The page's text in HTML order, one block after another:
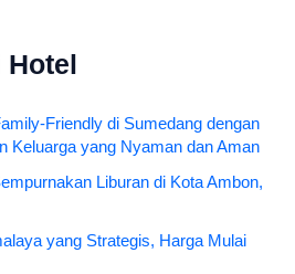
Hotel
Friendly di Sumedang dengan
Keluarga yang Nyaman dan Aman
Liburan di Kota Ambon,
yang Strategis, Harga Mulai